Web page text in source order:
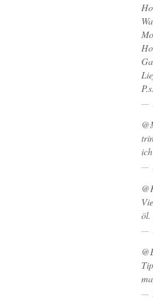
öl.